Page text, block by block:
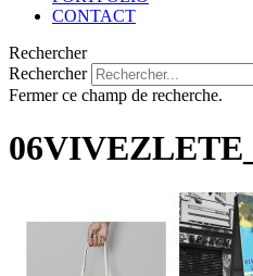
CONTACT
Rechercher
Rechercher
Fermer ce champ de recherche.